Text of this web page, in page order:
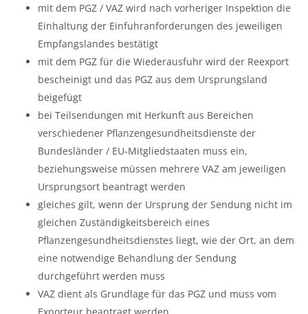
mit dem PGZ / VAZ wird nach vorheriger Inspektion die
Einhaltung der Einfuhranforderungen des jeweiligen
Empfangslandes bestätigt
mit dem PGZ für die Wiederausfuhr wird der Reexport
bescheinigt und das PGZ aus dem Ursprungsland
beigefügt
bei Teilsendungen mit Herkunft aus Bereichen
verschiedener Pflanzengesundheitsdienste der
Bundesländer / EU-Mitgliedstaaten muss ein,
beziehungsweise müssen mehrere VAZ am jeweiligen
Ursprungsort beantragt werden
gleiches gilt, wenn der Ursprung der Sendung nicht im
gleichen Zuständigkeitsbereich eines
Pflanzengesundheitsdienstes liegt, wie der Ort, an dem
eine notwendige Behandlung der Sendung
durchgeführt werden muss
VAZ dient als Grundlage für das PGZ und muss vom